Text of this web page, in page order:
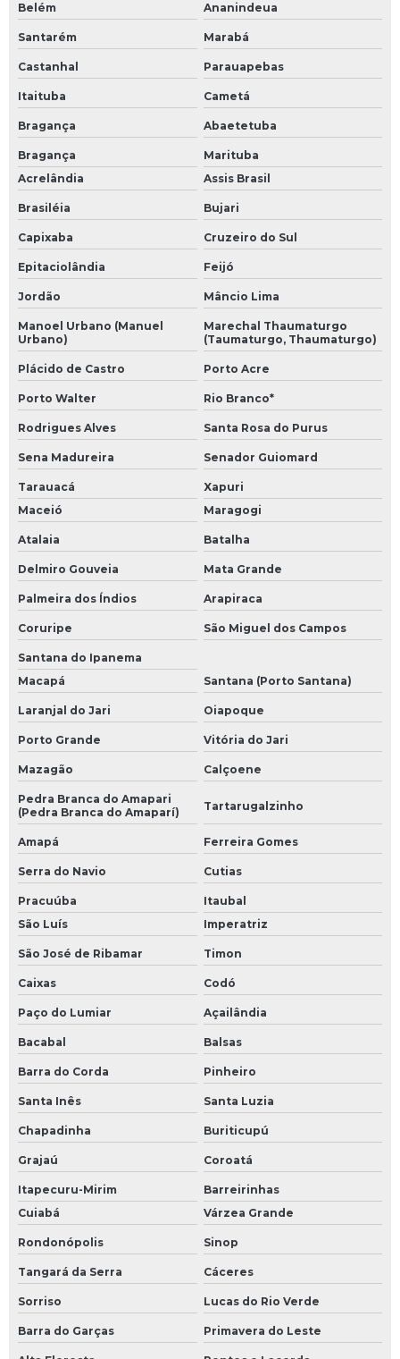
Belém
Ananindeua
Santarém Marabá
Castanhal Parauapebas
Itaituba Cametá
Bragança Abaetetuba
Bragança
Marituba
Acrelândia
Assis Brasil
Brasiléia Bujari
Capixaba Cruzeiro do Sul
Epitaciolândia Feijó
Jordão Mâncio Lima
Manoel Urbano (Manuel
Urbano)
Marechal Thaumaturgo
(Taumaturgo, Thaumaturgo)
Plácido de Castro Porto Acre
Porto Walter Rio Branco*
Rodrigues Alves Santa Rosa do Purus
Sena Madureira Senador Guiomard
Tarauacá
Xapuri
Maceió
Maragogi
Atalaia Batalha
Delmiro Gouveia Mata Grande
Palmeira dos Índios Arapiraca
Coruripe São Miguel dos Campos
Santana do Ipanema
Macapá
Santana (Porto Santana)
Laranjal do Jari Oiapoque
Porto Grande Vitória do Jari
Mazagão Calçoene
Pedra Branca do Amapari
(Pedra Branca do Amaparí)
Tartarugalzinho
Amapá Ferreira Gomes
Serra do Navio Cutias
Pracuúba
Itaubal
São Luís
Imperatriz
São José de Ribamar Timon
Caixas Codó
Paço do Lumiar Açailândia
Bacabal Balsas
Barra do Corda Pinheiro
Santa Inês Santa Luzia
Chapadinha Buriticupú
Grajaú Coroatá
Itapecuru-Mirim
Barreirinhas
Cuiabá
Várzea Grande
Rondonópolis Sinop
Tangará da Serra Cáceres
Sorriso Lucas do Rio Verde
Barra do Garças Primavera do Leste